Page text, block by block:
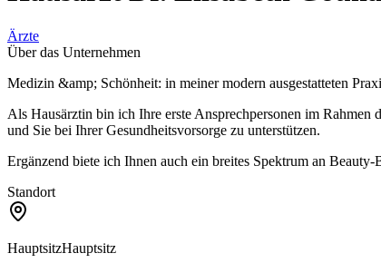
Ärzte
Über das Unternehmen
Medizin &amp; Schönheit: in meiner modern ausgestatteten
Als Hausärztin bin ich Ihre erste Ansprechpersonen im
und Sie bei Ihrer Gesundheitsvorsorge zu unterstützen.
Ergänzend biete ich Ihnen auch ein breites Spektrum an Beauty-
Standort
HauptsitzHauptsitz